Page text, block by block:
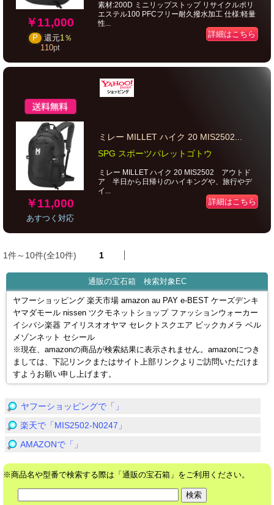
￥11,000
P 還元1％
110pt
素材:200D ミニリップストップ リサイクルポリ
エステル100 PFCフリー耐久撥水加工 仕様:軽量
性...
詳細はこちら
￥11,000
あすつく対応
ミレー MILLET ハイク 20 MIS2502...
SPG スポーツパレットゴトウ
ミレー MILLET ハイク 20 MIS2502 アウトド
ア 半日から日帰りのハイキングや、旅行やデ
イ...
詳細はこちら
1件～10件(全10件) 1
通販の宝石箱 検索対象EC
ヤフーショッピング 楽天市場 amazon au PAY e-BEST ケーズデンキ
ヤマダモール nissen ツクモネットショップ ファッションウォーカー
イシバシ楽器 アイリスオオヤマ セレクトスクエア ビックカメラ ベル
メゾンネット セシール
※現在、amazonの商品が検索結果に表示されません。amazonにつき
ましては、下記リンクまたはサイト上部リンクよりご訪問いただけま
すようお願い申し上げます。
ヤフーショッピングで「」
楽天で「MIS2502-N0247」
AMAZONで「」
※商品名や型番で検索する際は「通販の宝石箱」をご利用ください。